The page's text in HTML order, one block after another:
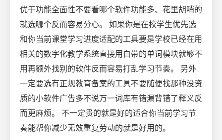
优于功能全面性不要看哪个软件功能多、花里胡哨的
就选哪个反而容易分心。 如果你是在校学生优先选
和你当前课堂学习进度适配的工具要是学校已经在用
相关的数字化教学系统直接用自带的单词模块就够不
用再额外找别的软件反而容易打乱学习节奏。 另外
一定要选有正规教育备案的工具不要随便找那种没资
质的小软件广告多不说万一词库有错漏背错了释义反
而更麻烦。 不一定贵的就是好的适合你当前学习节
奏能帮你减少无效重复劳动的就是好用的。